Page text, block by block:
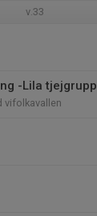
v.33
-Lila tjejgrupp
vifolkavallen